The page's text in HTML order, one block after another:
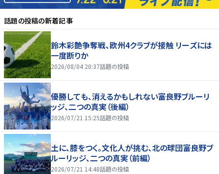
話題の投稿の新着記事
鈴木彩艶争奪戦、欧州4クラブが接触 リーズには
一度断りか
2026/08/04 20:37話題の投稿
優勝しても、消えるかもしれない――富良野ブルーリ
ッジ、二つの真実（後編）
2026/07/21 15:25話題の投稿
土に、膝をつく。文化人が挑む、北の球団――富良野ブ
ルーリッジ、二つの真実（前編）
2026/07/21 14:48話題の投稿